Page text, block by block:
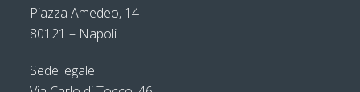
Piazza Amedeo, 14
80121 – Napoli
Sede legale: